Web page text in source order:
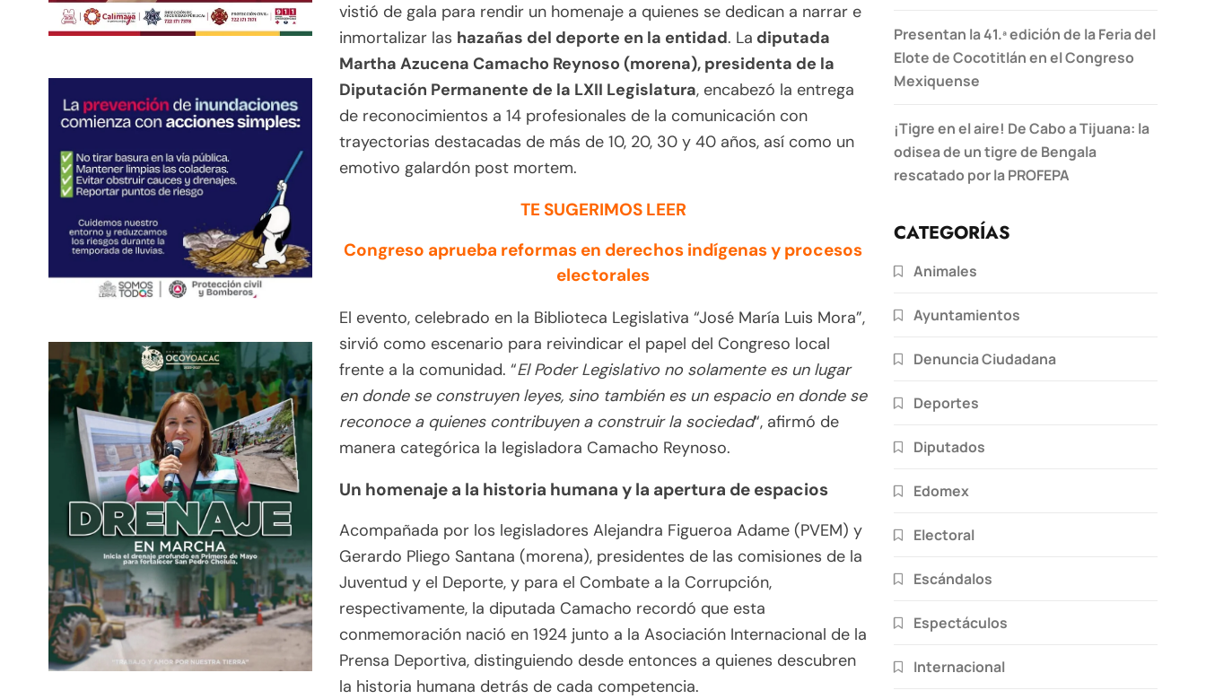
vistió de gala para rendir un homenaje a quienes se dedican a narrar e
inmortalizar las hazañas del deporte en la entidad. La diputada
Martha Azucena Camacho Reynoso (morena), presidenta de la
Diputación Permanente de la LXII Legislatura, encabezó la entrega
de reconocimientos a 14 profesionales de la comunicación con
trayectorias destacadas de más de 10, 20, 30 y 40 años, así como un
emotivo galardón post mortem.
TE SUGERIMOS LEER
Congreso aprueba reformas en derechos indígenas y procesos
electorales
El evento, celebrado en la Biblioteca Legislativa “José María Luis Mora”,
sirvió como escenario para reivindicar el papel del Congreso local
frente a la comunidad. “El Poder Legislativo no solamente es un lugar
en donde se construyen leyes, sino también es un espacio en donde se
reconoce a quienes contribuyen a construir la sociedad“, afirmó de
manera categórica la legisladora Camacho Reynoso.
Un homenaje a la historia humana y la apertura de espacios
Acompañada por los legisladores Alejandra Figueroa Adame (PVEM) y
Gerardo Pliego Santana (morena), presidentes de las comisiones de la
Juventud y el Deporte, y para el Combate a la Corrupción,
respectivamente, la diputada Camacho recordó que esta
conmemoración nació en 1924 junto a la Asociación Internacional de la
Prensa Deportiva, distinguiendo desde entonces a quienes descubren
la historia humana detrás de cada competencia.
Presentan la 41.ª edición de la Feria del
Elote de Cocotitlán en el Congreso
Mexiquense
¡Tigre en el aire! De Cabo a Tijuana: la
odisea de un tigre de Bengala
rescatado por la PROFEPA
CATEGORÍAS
Animales
Ayuntamientos
Denuncia Ciudadana
Deportes
Diputados
Edomex
Electoral
Escándalos
Espectáculos
Internacional